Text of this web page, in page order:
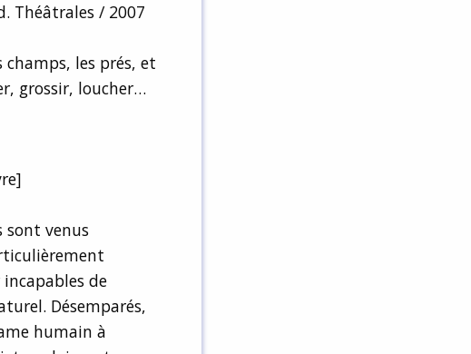
Théâtrales / 2007
les prés, et
grossir, loucher…
sont venus
de
Désemparés,
humain à